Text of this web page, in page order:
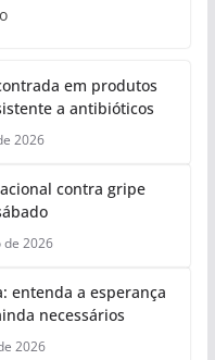
em produtos
a antibióticos
2026
contra gripe
de 2026
entenda a esperança
necessários
2026